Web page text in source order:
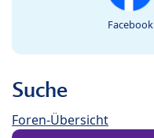
Facebook
Suche
Foren-Übersicht